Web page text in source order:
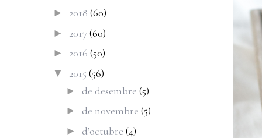
► 2018 (60)
► 2017 (60)
► 2016 (50)
▼ 2015 (56)
► de desembre (5)
► de novembre (5)
► d’octubre (4)